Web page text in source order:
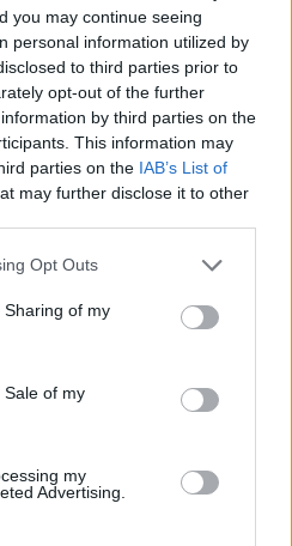
you may continue seeing
personal information utilized by
to third parties prior to
opt-out of the further
by third parties on the
This information may
parties on the IAB’s List of
may further disclose it to other
Opt Outs
of my
of my
my
Advertising.
sprecare
metro B1